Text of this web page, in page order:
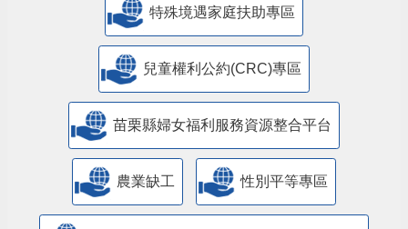
特殊境遇家庭扶助專區
兒童權利公約(CRC)專區
苗栗縣婦女福利服務資源整合平台
農業缺工 性別平等專區